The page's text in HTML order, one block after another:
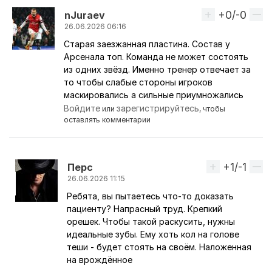
nJuraev
26.06.2026 06:16
Ответ на комментарий пользователя
Вверх
+0/-0
Старая заезжанная пластина. Состав у
Арсенала топ. Команда не может состоять
из одних звёзд. Именно тренер отвечает за
то чтобы слабые стороны игроков
маскировались а сильные приумножались
Войдите илизарегистрируйтесь, чтобы
оставлять комментарии
Перс
26.06.2026 11:15
Ответ на комментарий пользователяnJuraev
Вверх
+1/-1
Ребята, вы пытаетесь что-то доказать
пациенту? Напрасный труд. Крепкий
орешек. Чтобы такой раскусить, нужны
идеальные зубы. Ему хоть кол на голове
теши - будет стоять на своём. Наложенная
на врождённое